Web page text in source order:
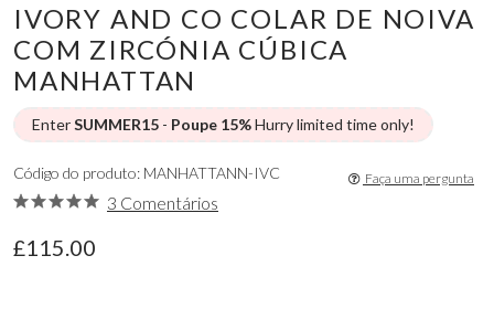
IVORY AND CO COLAR DE NOIVA
COM ZIRCÓNIA CÚBICA
MANHATTAN
EnterSUMMER15 - Poupe 15%Hurry limited time only!
£115.00
Código do produto: MANHATTANN-IVC
3 Comentários
Faça uma pergunta